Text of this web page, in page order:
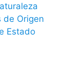
de Origen
Estado